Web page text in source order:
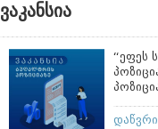
ვაკანსია
“ეფეს